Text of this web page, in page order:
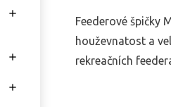



Feederové špičky
houževnatost a
rekreačních